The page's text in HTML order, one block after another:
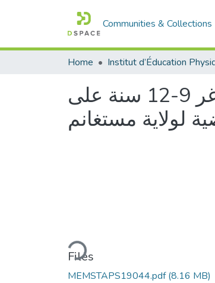
Communities & Collections
Home
وجهة نظر المدربين لانتقاء الناشئين في رياضة السباحة أصاغر 9-12 سنة على
لولاية مستغانم
Loading...
Files
MEMSTAPS19044.pdf(8.16 MB)